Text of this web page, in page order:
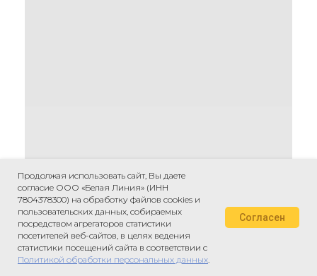
Продолжая использовать сайт, Вы даете
согласие ООО «Белая Линия» (ИНН
7804378300) на обработку файлов cookies и
пользовательских данных, собираемых
посредством агрегаторов статистики
посетителей веб-сайтов, в целях ведения
статистики посещений сайта в соответствии с
Политикой обработки персональных данных.
Согласен